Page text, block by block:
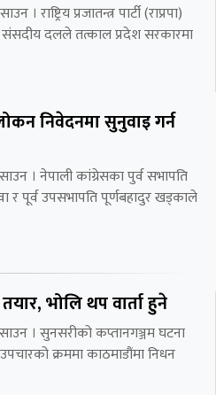
। राष्ट्रिय प्रजातन्त्र पार्टी (राप्रपा)
संसदीय दलले तत्काल प्रदेश सरकारमा
निवेदनमा सुनुवाइ गर्न
। नेपाली कांग्रेसका पुर्व सभापति
र पूर्व उपसभापति पूर्णबहादुर खड्काले
भोलि थप वार्ता हुने
। सुनसरीको कप्तानगञ्जम घटना
क्रममा काठमाडौंमा निधन